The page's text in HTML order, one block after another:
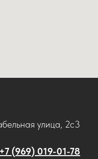
улица, 2с3
+7 (969) 019-01-78